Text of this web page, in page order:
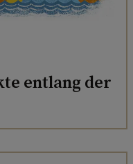
entlang der